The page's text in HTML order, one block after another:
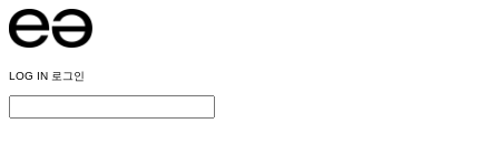
LOG IN 로그인